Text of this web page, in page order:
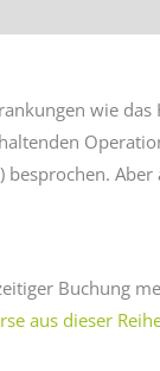
wie das
Buchung
aus dieser